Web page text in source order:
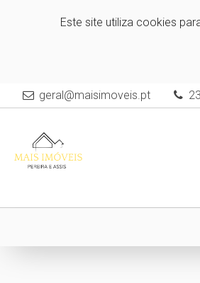
Este site utiliza cookies
geral@maisimoveis.pt